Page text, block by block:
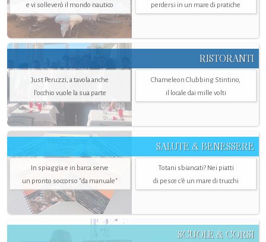
e vi solleverò il mondo nautico perdersi in un mare di pratiche
RISTORANTI
Just Peruzzi, a tavola anche
l’occhio vuole la sua parte
Chameleon Clubbing Stintino,
il locale dai mille volti
SALUTE & BENESSERE
In spiaggia e in barca serve
un pronto soccorso "da manuale"
Totani sbiancati? Nei piatti
di pesce c'è un mare di trucchi
SCUOLE & CORSI